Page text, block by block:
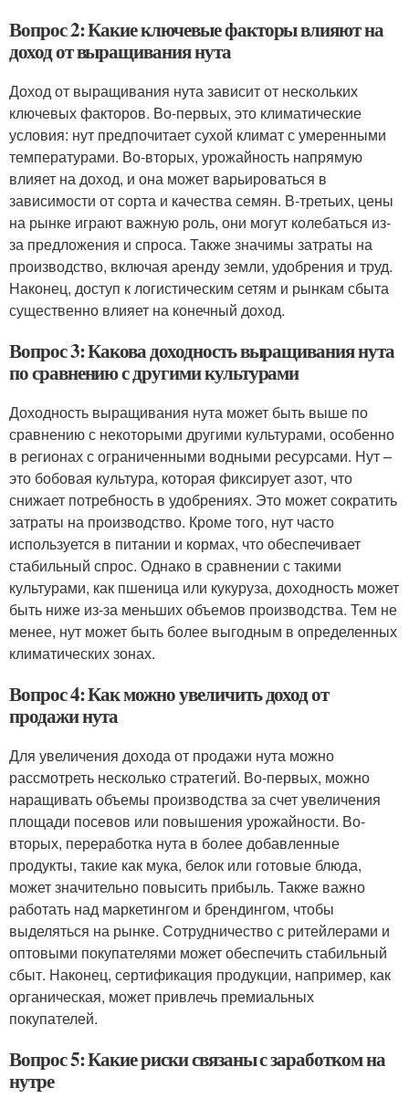
Вопрос 2: Какие ключевые факторы влияют на
доход от выращивания нута
Доход от выращивания нута зависит от нескольких
ключевых факторов. Во-первых, это климатические
условия: нут предпочитает сухой климат с умеренными
температурами. Во-вторых, урожайность напрямую
влияет на доход, и она может варьироваться в
зависимости от сорта и качества семян. В-третьих, цены
на рынке играют важную роль, они могут колебаться из-
за предложения и спроса. Также значимы затраты на
производство, включая аренду земли, удобрения и труд.
Наконец, доступ к логистическим сетям и рынкам сбыта
существенно влияет на конечный доход.
Вопрос 3: Какова доходность выращивания нута
по сравнению с другими культурами
Доходность выращивания нута может быть выше по
сравнению с некоторыми другими культурами, особенно
в регионах с ограниченными водными ресурсами. Нут –
это бобовая культура, которая фиксирует азот, что
снижает потребность в удобрениях. Это может сократить
затраты на производство. Кроме того, нут часто
используется в питании и кормах, что обеспечивает
стабильный спрос. Однако в сравнении с такими
культурами, как пшеница или кукуруза, доходность может
быть ниже из-за меньших объемов производства. Тем не
менее, нут может быть более выгодным в определенных
климатических зонах.
Вопрос 4: Как можно увеличить доход от
продажи нута
Для увеличения дохода от продажи нута можно
рассмотреть несколько стратегий. Во-первых, можно
наращивать объемы производства за счет увеличения
площади посевов или повышения урожайности. Во-
вторых, переработка нута в более добавленные
продукты, такие как мука, белок или готовые блюда,
может значительно повысить прибыль. Также важно
работать над маркетингом и брендингом, чтобы
выделяться на рынке. Сотрудничество с ритейлерами и
оптовыми покупателями может обеспечить стабильный
сбыт. Наконец, сертификация продукции, например, как
органическая, может привлечь премиальных
покупателей.
Вопрос 5: Какие риски связаны с заработком на
нутре